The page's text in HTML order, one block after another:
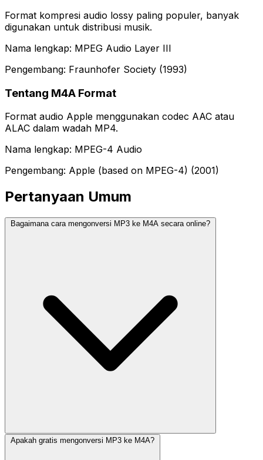
Format kompresi audio lossy paling populer, banyak
digunakan untuk distribusi musik.
Nama lengkap: MPEG Audio Layer III
Pengembang: Fraunhofer Society (1993)
Tentang M4A Format
Format audio Apple menggunakan codec AAC atau
ALAC dalam wadah MP4.
Nama lengkap: MPEG-4 Audio
Pengembang: Apple (based on MPEG-4) (2001)
Pertanyaan Umum
Bagaimana cara mengonversi MP3 ke M4A secara online?
Apakah gratis mengonversi MP3 ke M4A?